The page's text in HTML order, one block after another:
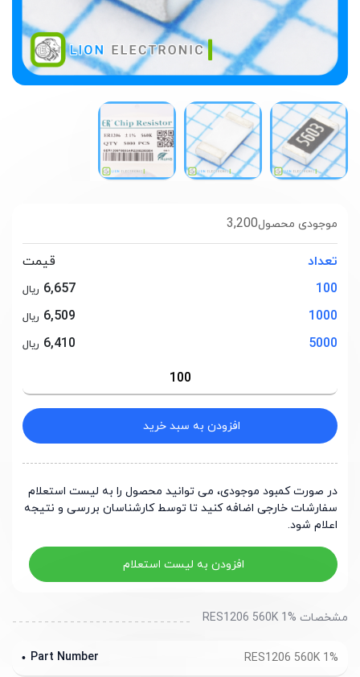
3,200موجودی محصول
تعداد
قیمت
100
6,657 ریال
1000
6,509 ریال
5000
6,410 ریال
افزودن به سبد خرید
در صورت کمبود موجودی، می توانید محصول را به لیست استعلام
سفارشات خارجی اضافه کنید تا توسط کارشناسان بررسی و نتیجه
اعلام شود.
افزودن به لیست استعلام
مشخصات RES1206 560K 1%
RES1206 560K 1%
Part Number